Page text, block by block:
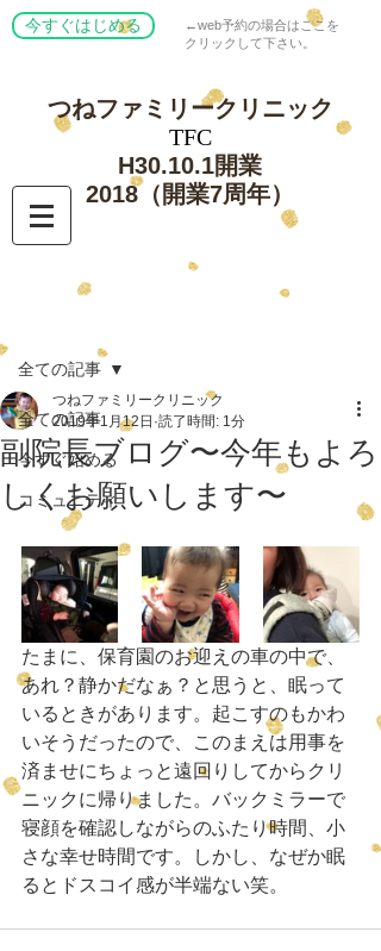
今すぐはじめる
←web予約の場合はここを
クリックして下さい。
つねファミリークリニック
​TFC
​H30.10.1開業
​2018（開業7周年）
全ての記事
今すぐ始める
コミュニティ
全ての記事
副院長ブログ〜今年もよろ
しくお願いします〜
つねファミリークリニック
2019年1月12日 読了時間: 1分
たまに、保育園のお迎えの車の中で、
あれ？静かだなぁ？と思うと、眠って
いるときがあります。起こすのもかわ
いそうだったので、このまえは用事を
済ませにちょっと遠回りしてからクリ
ニックに帰りました。バックミラーで
寝顔を確認しながらのふたり時間、小
さな幸せ時間です。しかし、なぜか眠
るとドスコイ感が半端ない笑。